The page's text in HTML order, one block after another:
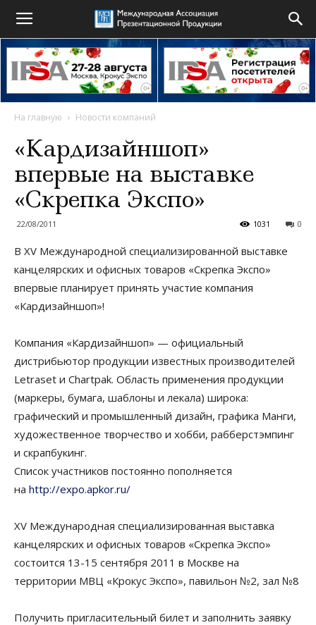
На главную Новости компаний
«Кардизайншоп»
впервые на выставке
«Скрепка Экспо»
22/08/2011 0
1031
В XV Международной специализированной выставке
канцелярских и офисных товаров «Скрепка Экспо»
впервые планирует принять участие компания
«Кардизайншоп»!
Компания «Кардизайншоп» — официальный
дистрибьютор продукции известных производителей
Letraset и Chartpak. Область применения продукции
(маркеры, бумага, шаблоны и лекала) широка:
графический и промышленный дизайн, графика Манги,
художественное творчество и хобби, рабберстэмпинг
и скрапбукинг.
Список участников постоянно пополняется
на http://expo.apkor.ru/
XV Международная специализированная выставка
канцелярских и офисных товаров «Скрепка Экспо»
состоится 13-15 сентября 2011 в Москве на
территории МВЦ «Крокус Экспо», павильон №2, зал №8
Получить пригласительный билет и заполнить заявку